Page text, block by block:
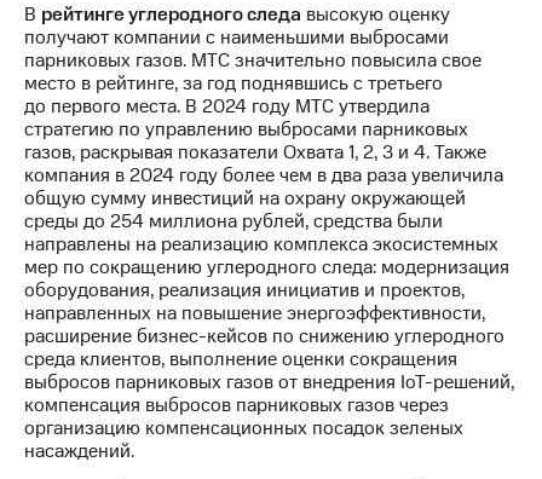
Финансовая
отчетность
Контакты
Новости
в
регионе
и акционерам
Корпоративное
управление
Корпоративный
секретарь
Раскрытие
информации
Информация
акционерам
В рейтинге углеродного следа высокую оценку
получают компании с наименьшими выбросами
парниковых газов. МТС значительно повысила свое
место в рейтинге, за год поднявшись с третьего
до первого места. В 2024 году МТС утвердила
стратегию по управлению выбросами парниковых
газов, раскрывая показатели Охвата 1, 2, 3 и 4. Также
компания в 2024 году более чем в два раза увеличила
общую сумму инвестиций на охрану окружающей
среды до 254 миллиона рублей, средства были
направлены на реализацию комплекса экосистемных
мер по сокращению углеродного следа: модернизация
оборудования, реализация инициатив и проектов,
направленных на повышение энергоэффективности,
расширение бизнес-кейсов по снижению углеродного
среда клиентов, выполнение оценки сокращения
выбросов парниковых газов от внедрения IoT-решений,
компенсация выбросов парниковых газов через
организацию компенсационных посадок зеленых
насаждений.